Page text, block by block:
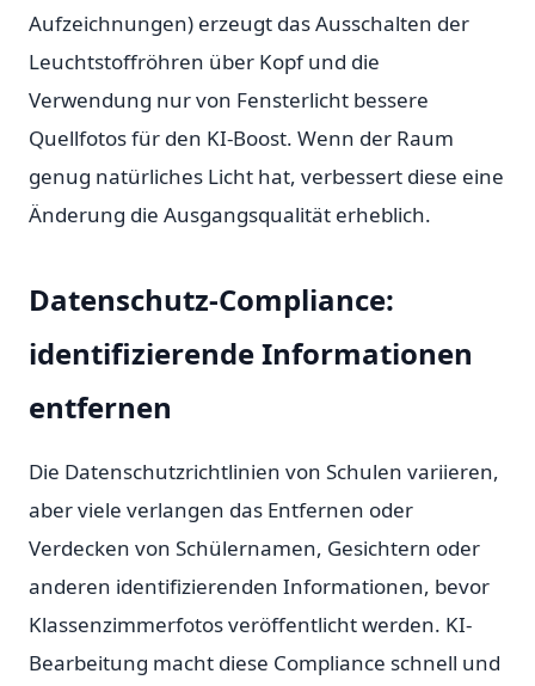
Aufzeichnungen) erzeugt das Ausschalten der
Leuchtstoffröhren über Kopf und die
Verwendung nur von Fensterlicht bessere
Quellfotos für den KI-Boost. Wenn der Raum
genug natürliches Licht hat, verbessert diese eine
Änderung die Ausgangsqualität erheblich.
Datenschutz-Compliance:
identifizierende Informationen
entfernen
Die Datenschutzrichtlinien von Schulen variieren,
aber viele verlangen das Entfernen oder
Verdecken von Schülernamen, Gesichtern oder
anderen identifizierenden Informationen, bevor
Klassenzimmerfotos veröffentlicht werden. KI-
Bearbeitung macht diese Compliance schnell und